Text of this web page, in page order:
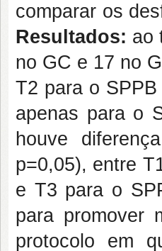
comparar os
Resultados: ao
no GC e 17 no
T2 para o
apenas para o
houve
p=0,05), entre
e T3 para o
para promover
protocolo em